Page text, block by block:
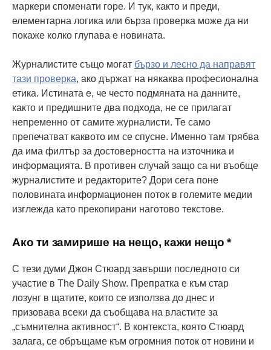
маркери споменати горе. И тук, както и преди,
елементарна логика или бърза проверка може да ни
покаже колко глупава е новината.
Журналистите също могат бързо и лесно да направят
тази проверка, ако държат на някаква професионална
етика. Истината е, че често подмяната на данните,
както и предишните два подхода, не се прилагат
непременно от самите журналисти. Те само
препечатват каквото им се спусне. Именно там трябва
да има филтър за достоверността на източника и
информацията. В противен случай защо са ни въобще
журналистите и редакторите? Дори сега поне
половината информационен поток в големите медии
изглежда като прекопирани наготово текстове.
Ако ти замирише на нещо, кажи нещо *
С тези думи Джон Стюард завърши последното си
участие в The Daily Show. Препратка е към стар
лозунг в щатите, които се използва до днес и
призовава всеки да съобщава на властите за
„съмнителна активност“. В контекста, която Стюард
залага, се обръщаме към огромния поток от новини и